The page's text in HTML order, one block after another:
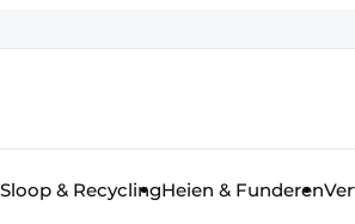
de aanmelding
voor de aanmelding FR
Sloop & RecyclingHeien & Funderen